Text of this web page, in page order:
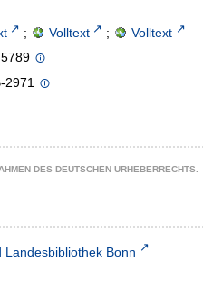
; Volltext ;
Volltext
2971
DES DEUTSCHEN URHEBERRECHTS.
Landesbibliothek Bonn